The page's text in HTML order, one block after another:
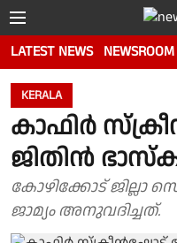
LATEST NEWS NEWSROOM
KERALA
കാഫിർ
ജിതിൻ
കോഴിക്കോട്
ജാമ്യം അനുവദിച്ചത്.